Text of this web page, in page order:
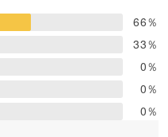
66％
33％
0％
0％
0％